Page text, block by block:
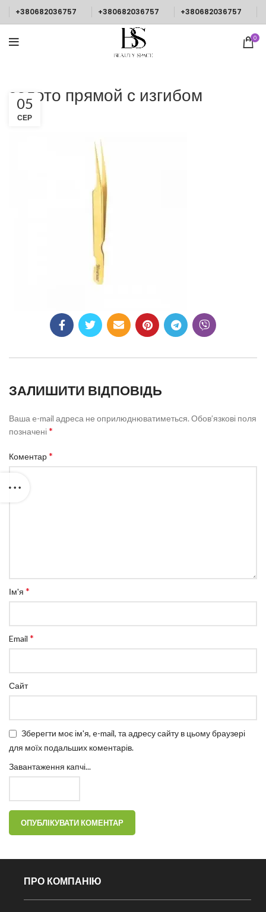
+380682036757 +380682036757 +380682036757
0
золото прямой с изгибом
05
СЕР
ЗАЛИШИТИ ВІДПОВІДЬ
Ваша e-mail адреса не оприлюднюватиметься. Обов’язкові поля
позначені*
Коментар*
Ім'я *
Email *
Сайт
Зберегти моє ім'я, e-mail, та адресу сайту в цьому браузері
для моїх подальших коментарів.
Завантаження капчі...
ПРО КОМПАНІЮ